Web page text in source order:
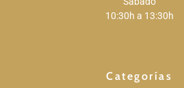
10:30h a 13:30h
Categorías